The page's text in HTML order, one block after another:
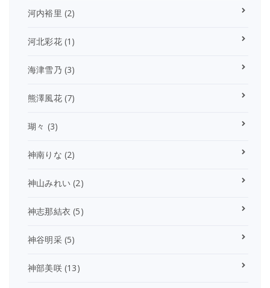
河内裕里 (2)
河北彩花(1)
海津雪乃 (3)
熊澤風花(7)
瑚々 (3)
神南りな (2)
神山みれい (2)
神志那結衣 (5)
神谷明采(5)
神部美咲(13)